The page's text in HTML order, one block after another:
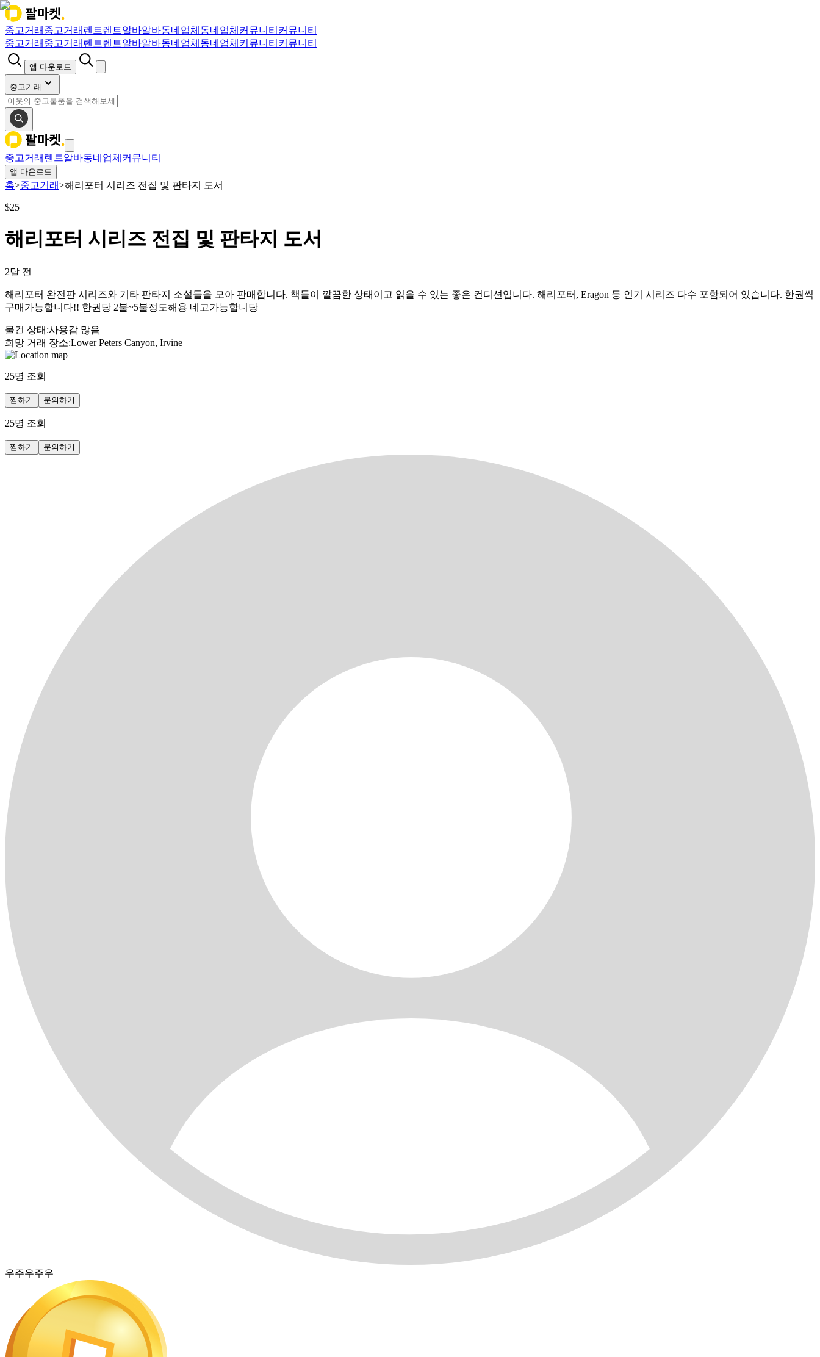
중고거래 중고거래 렌트렌트알바알바동네업체 동네업체 커뮤니티 커뮤니티
중고거래 중고거래 렌트렌트알바알바동네업체 동네업체 커뮤니티 커뮤니티
앱 다운로드
중고거래
중고거래 렌트알바동네업체 커뮤니티
앱 다운로드
홈>중고거래>해리포터 시리즈 전집 및 판타지 도서
$25
해리포터 시리즈 전집 및 판타지 도서
2달 전
해리포터 완전판 시리즈와 기타 판타지 소설들을 모아 판매합니다. 책들이 깔끔한 상태이고 읽을 수 있는 좋은 컨디션입니다. 해리포터, Eragon 등 인기 시리즈 다수 포함되어 있습니다. 한권씩
구매가능합니다!! 한권당 2불~5불정도해용 네고가능합니당
물건 상태 :사용감 많음
희망 거래 장소:Lower Peters Canyon, Irvine
25명 조회
찜하기 문의하기
25명 조회
찜하기 문의하기
우주우주우